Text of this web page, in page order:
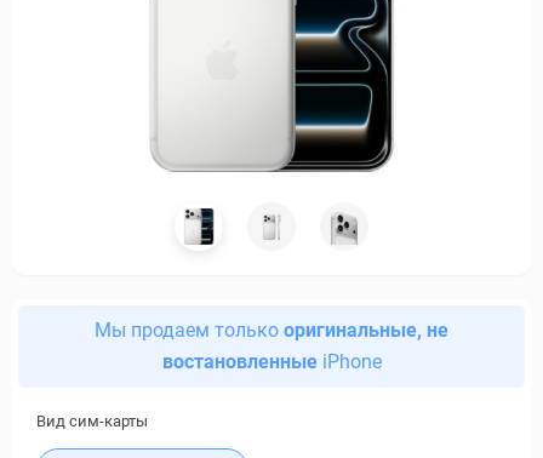
Мы продаем только оригинальные, не
востановленныеiPhone
Вид сим-карты